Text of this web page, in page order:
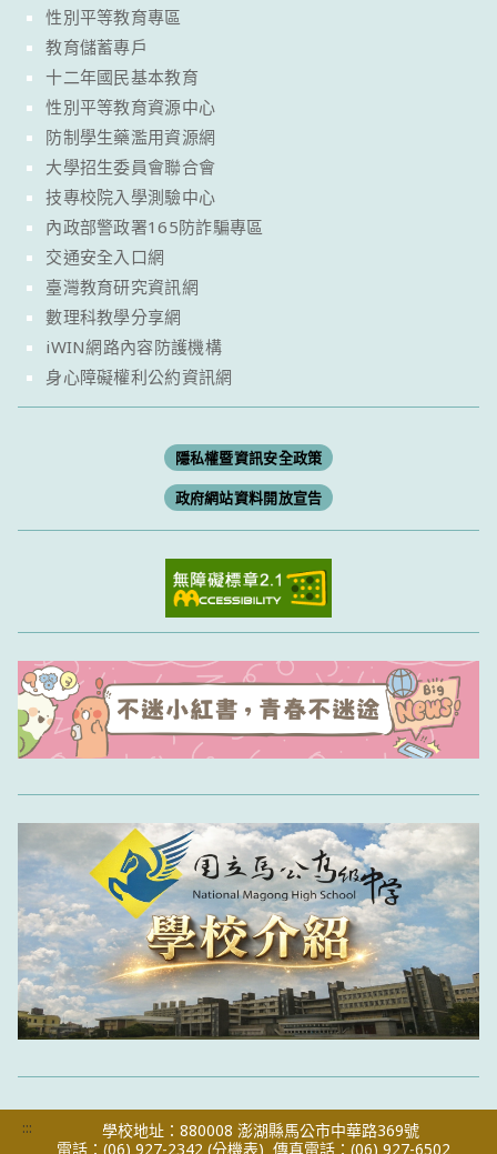
性別平等教育專區
教育儲蓄專戶
十二年國民基本教育
性別平等教育資源中心
防制學生藥濫用資源網
大學招生委員會聯合會
技專校院入學測驗中心
內政部警政署165防詐騙專區
交通安全入口網
臺灣教育研究資訊網
數理科教學分享網
iWIN網路內容防護機構
身心障礙權利公約資訊網
隱私權暨資訊安全政策
政府網站資料開放宣告
:::
學校地址：880008 澎湖縣馬公市中華路369號
電話：(06) 927-2342 (分機表) 傳真電話：(06) 927-6502